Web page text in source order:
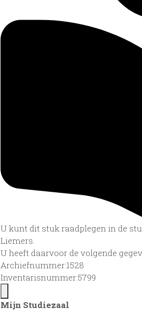
U kunt dit stuk raadplegen in de
Liemers.
U heeft daarvoor de volgende
Archiefnummer:1528
Inventarisnummer:5799
Mijn Studiezaal